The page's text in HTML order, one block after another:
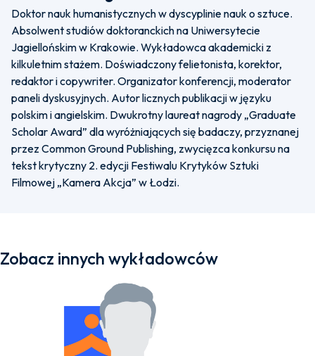
Doktor nauk humanistycznych w dyscyplinie nauk o sztuce.
Absolwent studiów doktoranckich na Uniwersytecie
Jagiellońskim w Krakowie. Wykładowca akademicki z
kilkuletnim stażem. Doświadczony felietonista, korektor,
redaktor i copywriter. Organizator konferencji, moderator
paneli dyskusyjnych. Autor licznych publikacji w języku
polskim i angielskim. Dwukrotny laureat nagrody „Graduate
Scholar Award” dla wyróżniających się badaczy, przyznanej
przez Common Ground Publishing, zwycięzca konkursu na
tekst krytyczny 2. edycji Festiwalu Krytyków Sztuki
Filmowej „Kamera Akcja” w Łodzi.
Zobacz innych wykładowców